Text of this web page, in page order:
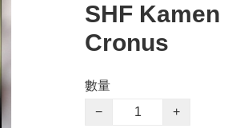
SHF
Cronus
數量
−
+